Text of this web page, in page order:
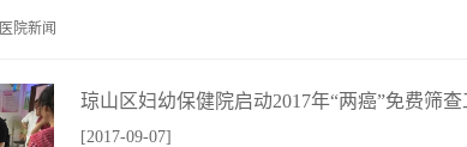
医院新闻
琼山区妇幼保健院启动2017年“两癌”免费筛查
[2017-09-07]